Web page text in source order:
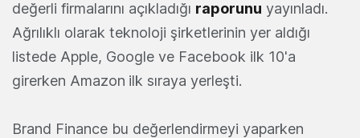
değerli firmalarını açıkladığı raporunu yayınladı.
Ağrılıklı olarak teknoloji şirketlerinin yer aldığı
listede Apple, Google ve Facebook ilk 10'a
girerken Amazon ilk sıraya yerleşti.
Brand Finance bu değerlendirmeyi yaparken